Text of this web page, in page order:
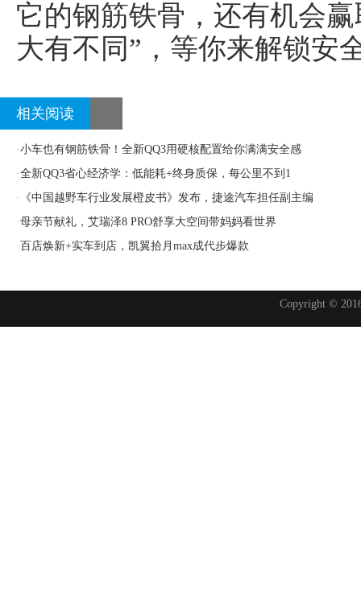
它的钢筋铁骨，还有机会
大有不同”，等你来解锁安
相关阅读
·小车也有钢筋铁骨！全新QQ3用硬核配置给你满满安全感
·全新QQ3省心经济学：低能耗+终身质保，每公里不到1
·
《中国越野车行业发展橙皮书》发布，捷途汽车担任副主编
·母亲节献礼，艾瑞泽8 PRO舒享大空间带妈妈看世界
·百店焕新+实车到店，凯翼拾月max成代步爆款
Copyright ©